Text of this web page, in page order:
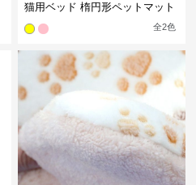
猫用ベッド 楕円形ペットマット
全2色